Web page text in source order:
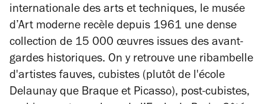
internationale des arts et techniques, le musée
d’Art moderne recèle depuis 1961 une dense
collection de 15 000 œuvres issues des avant-
gardes historiques. On y retrouve une ribambelle
d'artistes fauves, cubistes (plutôt de l'école
Delaunay que Braque et Picasso), post-cubistes,